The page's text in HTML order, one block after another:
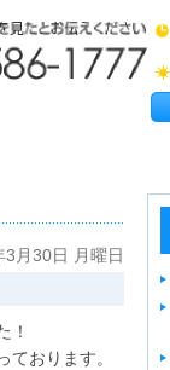
3月30日 月曜日
！
おります。